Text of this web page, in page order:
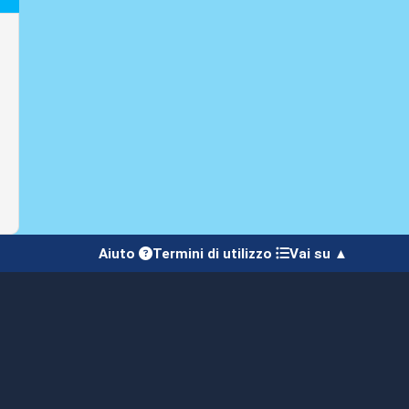
Aiuto Termini di utilizzo Vai su ▲